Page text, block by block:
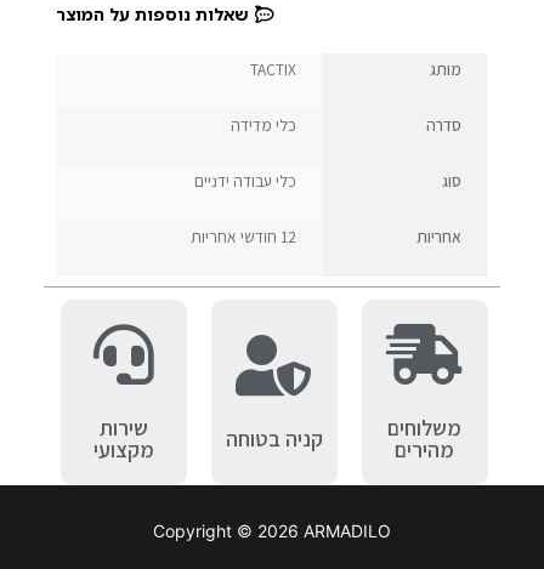
שאלות נוספות על המוצר
מותג TACTIX
סדרה כלי מדידה
סוג כלי עבודה ידניים
אחריות 12 חודשי אחריות
משלוחים
מהירים קניה בטוחה שירות
מקצועי
Copyright © 2026 ARMADILO